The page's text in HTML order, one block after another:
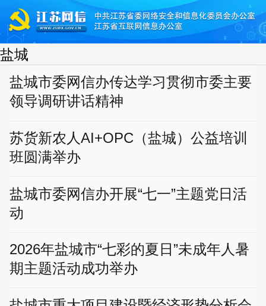
盐城
盐城市委网信办传达学习贯彻市委主要
领导调研讲话精神
苏货新农人AI+OPC（盐城）公益培训
班圆满举办
盐城市委网信办开展“七一”主题党日活
动
2026年盐城市“七彩的夏日”未成年人暑
期主题活动成功举办